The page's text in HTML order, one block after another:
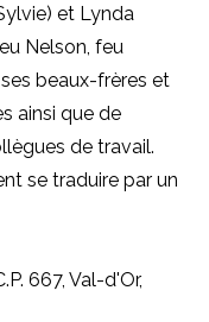
et Lynda
Nelson, feu
beaux-frères et
ainsi que de
de travail.
se traduire par un
667, Val-d'Or,